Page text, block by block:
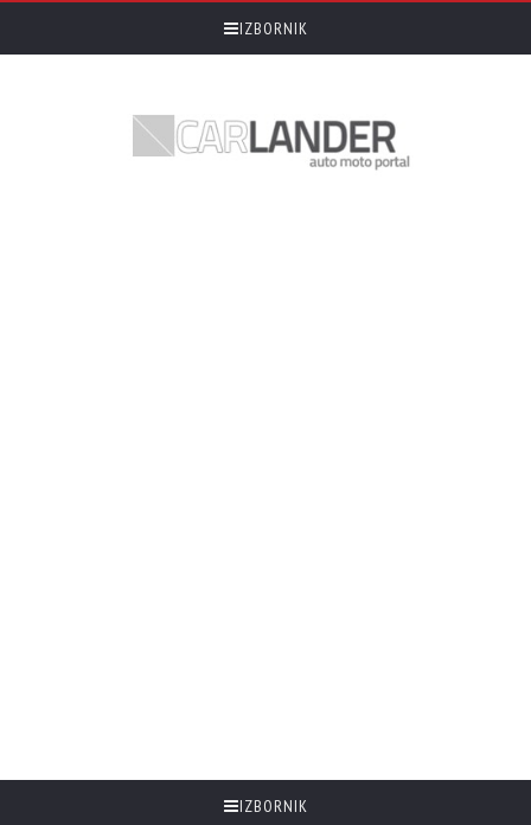
IZBORNIK
IZBORNIK